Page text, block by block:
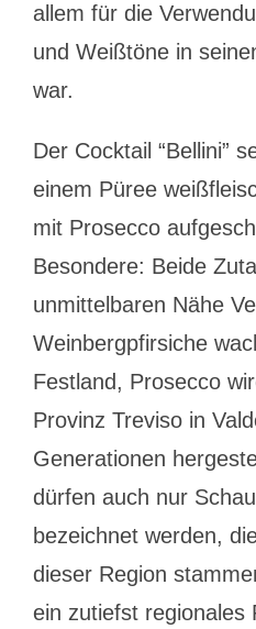
allem für die
und Weißtöne in
war.
Der Cocktail “Bellini”
einem Püree
mit Prosecco
Besondere: Beide
unmittelbaren Nähe
Weinbergpfirsiche
Festland, Prosecco
Provinz Treviso in
Generationen
dürfen auch nur
bezeichnet werden,
dieser Region
ein zutiefst regionales